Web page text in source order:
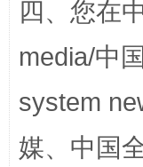
国家大学科
四、您在
media/中
system
媒、中国